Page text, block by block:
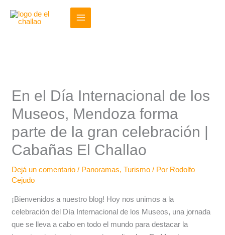
En el Día Internacional de los
Museos, Mendoza forma
parte de la gran celebración |
Cabañas El Challao
Dejá un comentario / Panoramas,Turismo / Por Rodolfo
Cejudo
¡Bienvenidos a nuestro blog! Hoy nos unimos a la
celebración del Día Internacional de los Museos, una jornada
que se lleva a cabo en todo el mundo para destacar la